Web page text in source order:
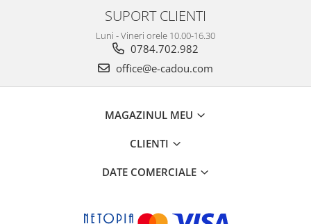
SUPORT CLIENTI
Luni - Vineri orele 10.00-16.30
0784.702.982
office@e-cadou.com
MAGAZINUL MEU
CLIENTI
DATE COMERCIALE